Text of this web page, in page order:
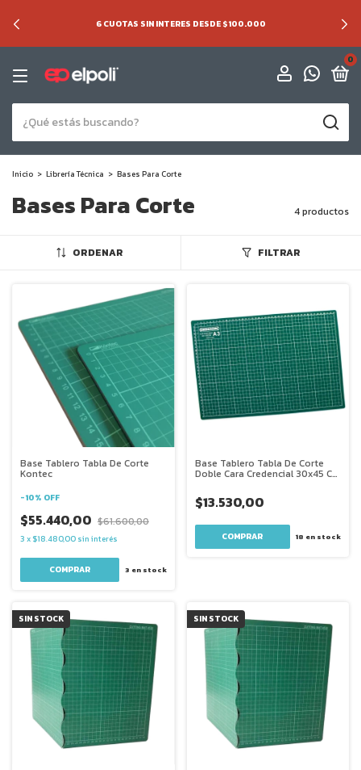
6 CUOTAS SIN INTERES DESDE $100.000
0
Inicio > Librería Técnica > Bases Para Corte
Bases Para Corte 4 productos
ORDENAR FILTRAR
Base Tablero Tabla De Corte
Kontec
-10% OFF
$55.440,00 $61.600,00
3 x $18.480,00 sin interés
COMPRAR 3 en stock
Base Tablero Tabla De Corte
Doble Cara Credencial 30x45 Cm
$13.530,00
18 en stock
SIN STOCK SIN STOCK